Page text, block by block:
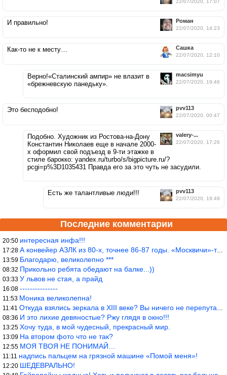
22/07/2020, 17:07
Роман
22/07/2020, 14:23
И правильно!
Сашка
22/07/2020, 12:10
Как-то не к месту…
macsimyu
22/07/2020, 19:46
Верно!«Сталинский ампир» не влазит в
«брежневскую панедьку».
pvv113
22/07/2020, 00:47
Это бесподобно!
valery-...
22/07/2020, 17:26
Подобно. Художник из Ростова-на-Дону
Константин Николаев еще в начале 2000-
х оформил свой подъезд в 9-ти этажке в
стиле барокко: yandex.ru/turbo/s/bigpicture.ru/?
pcgi=p%3D1035431 Правда его за это чуть не засудили.
pvv113
22/07/2020, 19:49
Есть же талантливые люди!!!
Последние комментарии
20:50 интересная инфа!!!
17:28 А конвейер АЗЛК из 80-х, точнее 86-87 годы. «Москвичи»-то из пер
13:59 Благодарю, великолепно ***
08:32 Прикольно ребята обедают на балке...))
03:33 У львов не стая, а прайд
16:08 ---------------
11:53 Моника великолепна!
11:41 Откуда взялись зеркала в XIII веке? Вы ничего не перепутали?
08:36 И это лихие девяностые? Ржу глядя в окно!!!
13:25 Хочу туда, в мой чудесный, прекрасный мир.
13:09 На втором фото что не так?
12:55 МОЯ ТВОЯ НЕ ПОНИМАЙ…
11:11 надпись пальцем на грязной машине «Помой меня»!
12:20 ШЕДЕВРАЛЬНО!